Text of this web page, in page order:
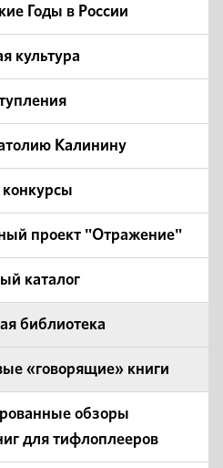
Годы в России
культура
Калинину
проект "Отражение"
каталог
библиотека
«говорящие» книги
обзоры
для тифлоплееров